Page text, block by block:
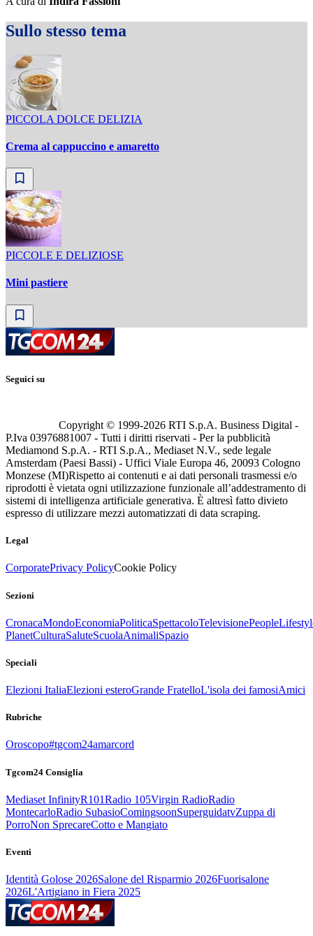
Sullo stesso tema
PICCOLA DOLCE DELIZIA
Crema al cappuccino e amaretto
PICCOLE E DELIZIOSE
Mini pastiere
Seguici su
Copyright © 1999-2026 RTI S.p.A. Business Digital -
P.Iva 03976881007 - Tutti i diritti riservati - Per la pubblicità
Mediamond S.p.A. - RTI S.p.A., Mediaset N.V., sede legale
Amsterdam (Paesi Bassi) - Uffici Viale Europa 46, 20093 Cologno
Monzese (MI)Rispetto ai contenuti e ai dati personali trasmessi e/o
riprodotti è vietata ogni utilizzazione funzionale all’addestramento di
sistemi di intelligenza artificiale generativa. È altresì fatto divieto
espresso di utilizzare mezzi automatizzati di data scraping.
Legal
CorporatePrivacy PolicyCookie Policy
Sezioni
CronacaMondoEconomiaPoliticaSpettacoloTelevisionePeople
PlanetCulturaSaluteScuolaAnimaliSpazio
Speciali
Elezioni ItaliaElezioni esteroGrande FratelloL'isola dei famosiAmici
Rubriche
Oroscopo#tgcom24amarcord
Tgcom24 Consiglia
Mediaset InfinityR101Radio 105Virgin RadioRadio
MontecarloRadio SubasioComingsoonSuperguidatvZuppa di
PorroNon SprecareCotto e Mangiato
Eventi
Identità Golose 2026Salone del Risparmio 2026Fuorisalone
2026L'Artigiano in Fiera 2025